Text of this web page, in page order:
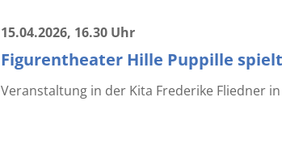
15.04.2026, 16.30 Uhr
Figurentheater Hille Puppille
Veranstaltung in der Kita Frederike Fliedner